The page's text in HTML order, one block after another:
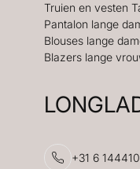
Truien en vesten
Pantalon lange
Blouses lange
Blazers lange
+31 6